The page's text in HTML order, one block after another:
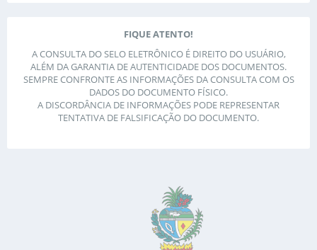
FIQUE ATENTO!
A CONSULTA DO SELO ELETRÔNICO É DIREITO DO USUÁRIO,
ALÉM DA GARANTIA DE AUTENTICIDADE DOS DOCUMENTOS.
SEMPRE CONFRONTE AS INFORMAÇÕES DA CONSULTA COM OS
DADOS DO DOCUMENTO FÍSICO.
A DISCORDÂNCIA DE INFORMAÇÕES PODE REPRESENTAR
TENTATIVA DE FALSIFICAÇÃO DO DOCUMENTO.